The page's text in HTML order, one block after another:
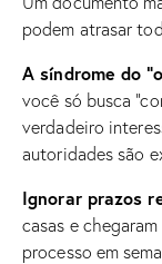
podem atrasar
A síndrome do
você só busca
verdadeiro
autoridades são
Ignorar prazos
casas e
processo em